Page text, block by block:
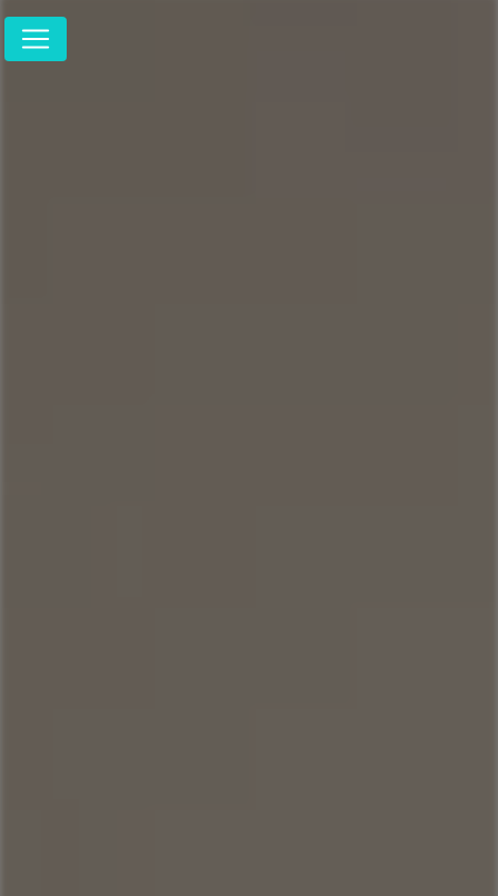
Panneau de gestion des cookies